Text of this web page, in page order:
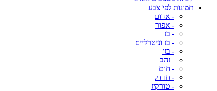
תמונות לפי צבע
- אדום
- אפור
- בז
- בז וניטרליים
- בז׳
- זהב
- חום
- חרדל
- טורקיז